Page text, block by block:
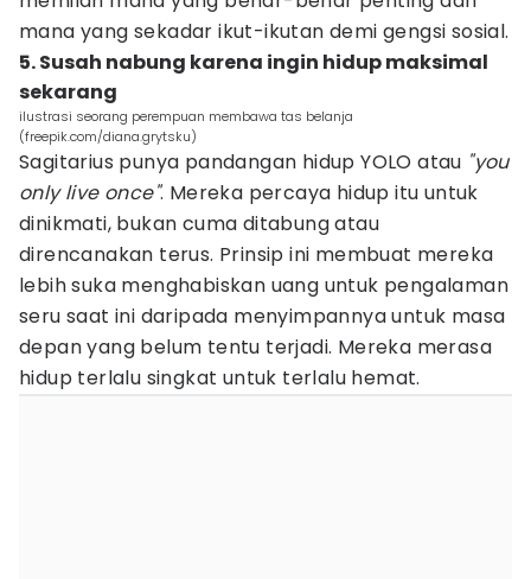
mana yang sekadar ikut-ikutan demi gengsi sosial.
5. Susah nabung karena ingin hidup maksimal
sekarang
ilustrasi seorang perempuan membawa tas belanja
(freepik.com/diana.grytsku)
Sagitarius punya pandangan hidup YOLO atau "you
only live once". Mereka percaya hidup itu untuk
dinikmati, bukan cuma ditabung atau
direncanakan terus. Prinsip ini membuat mereka
lebih suka menghabiskan uang untuk pengalaman
seru saat ini daripada menyimpannya untuk masa
depan yang belum tentu terjadi. Mereka merasa
hidup terlalu singkat untuk terlalu hemat.